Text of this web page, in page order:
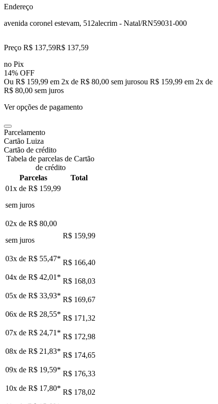
Endereço
avenida coronel estevam, 512alecrim - Natal/RN59031-000
Preço R$ 137,59R$ 137,59
no Pix
14% OFF
Ou R$ 159,99 em 2x de R$ 80,00 sem jurosou R$ 159,99 em 2x de
R$ 80,00 sem juros
Ver opções de pagamento
Parcelamento
Cartão Luiza
Cartão de crédito
Tabela de parcelas de Cartão
de crédito
Parcelas
Total
01x de R$ 159,99
sem juros
02x de R$ 80,00
sem juros
R$ 159,99
03x de R$ 55,47* R$ 166,40
04x de R$ 42,01 * R$ 168,03
05x de R$ 33,93* R$ 169,67
06x de R$ 28,55* R$ 171,32
07x de R$ 24,71 * R$ 172,98
08x de R$ 21,83* R$ 174,65
09x de R$ 19,59* R$ 176,33
10x de R$ 17,80* R$ 178,02